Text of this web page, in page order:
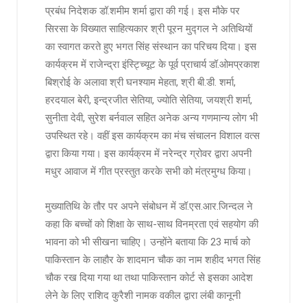
प्रबंध निदेशक डॉ.शमीम शर्मा द्वारा की गई। इस मौके पर
सिरसा के विख्यात साहित्यकार श्री पूरन मुद्गल ने अतिथियों
का स्वागत करते हुए भगत सिंह संस्थान का परिचय दिया। इस
कार्यक्रम में राजेन्द्रा इंस्ट्च्यिूट के पूर्व प्राचार्य डॉ.ओमप्रकाश
बिश्रोई के अलावा श्री घनश्याम मेहता, श्री बी.डी. शर्मा,
हरदयाल बेरी, इन्द्रजीत सेतिया, ज्योति सेतिया, जयश्री शर्मा,
सुनीता देवी, सुरेश बर्नवाल सहित अनेक अन्य गणमान्य लोग भी
उपस्थित रहे। वहीं इस कार्यक्रम का मंच संचालन विशाल वत्स
द्वारा किया गया। इस कार्यक्रम में नरेन्द्र ग्रोवर द्वारा अपनी
मधुर आवाज में गीत प्रस्तुत करके सभी को मंत्रमुग्ध किया।
मुख्यातिथि के तौर पर अपने संबोधन में डॉ.एस.आर.जिन्दल ने
कहा कि बच्चों को शिक्षा के साथ-साथ विनम्रता एवं सहयोग की
भावना को भी सीखना चाहिए। उन्होंने बताया कि 23 मार्च को
पाकिस्तान के लाहौर के शादमान चौक का नाम शहीद भगत सिंह
चौक रख दिया गया था तथा पाकिस्तान कोर्ट से इसका आदेश
लेने के लिए राशिद कुरैशी नामक वकील द्वारा लंबी कानूनी